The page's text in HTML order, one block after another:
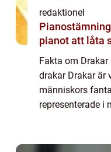
redaktionel
Pianostämning i
pianot att låta
Fakta om
drakar Drakar är
människors
representerade i